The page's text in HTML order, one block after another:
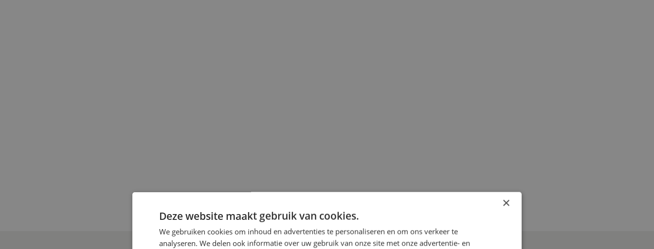
×
Deze website maakt gebruik van cookies.
We gebruiken cookies om inhoud en advertenties te personaliseren en om ons verkeer te
analyseren. We delen ook informatie over uw gebruik van onze site met onze advertentie- en